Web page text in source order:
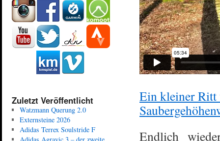
Ein kleiner Ritt
Endlich
Zuletzt Veröffentlicht
Watzmann Querung 2.0
Externsteine 2026
Adidas Terrex Soulstride F
Adidas Agravic 3 – der zweite